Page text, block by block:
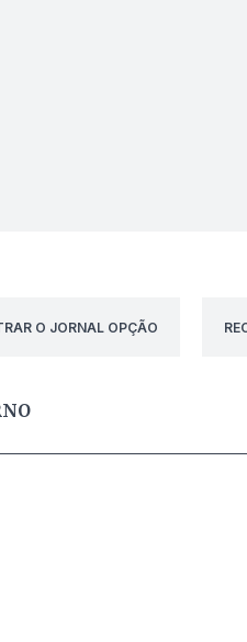
O JORNAL OPÇÃO